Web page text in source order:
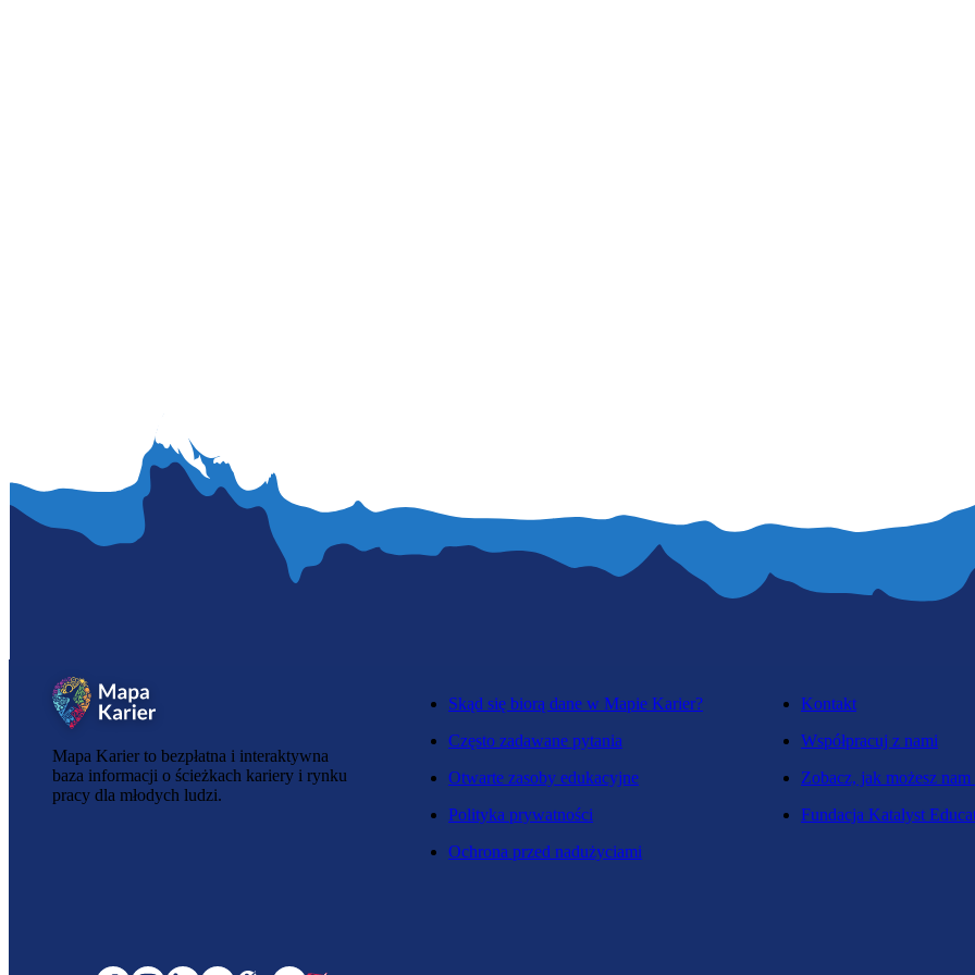
Mapa Karier to bezpłatna i interaktywna
baza informacji o ścieżkach kariery i rynku
pracy dla młodych ludzi.
Skąd się biorą dane w Mapie Karier?
Często zadawane pytania
Otwarte zasoby edukacyjne
Polityka prywatności
Ochrona przed nadużyciami
Kontakt
Współpracuj z nami
Zobacz, jak możesz
Fundacja Katalyst